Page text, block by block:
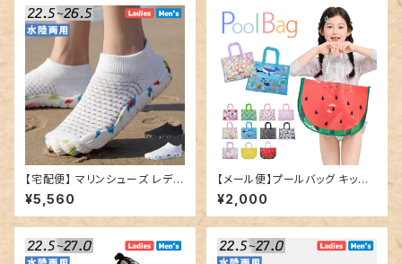
【宅配便】 マリンシューズ レディ
ース メンズ 男女兼用／shoes1
97
¥5,560
【メール便】プールバッグ キッズ
女の子 男の子 小学生／bag31
5
¥2,000